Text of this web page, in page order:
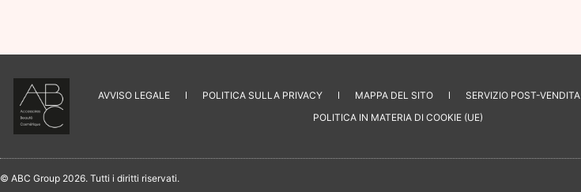
AVVISO LEGALE POLITICA SULLA PRIVACY MAPPA DEL SITO SERVIZIO POST-VENDITA
POLITICA IN MATERIA DI COOKIE (UE)
© ABC Group 2026. Tutti i diritti riservati.